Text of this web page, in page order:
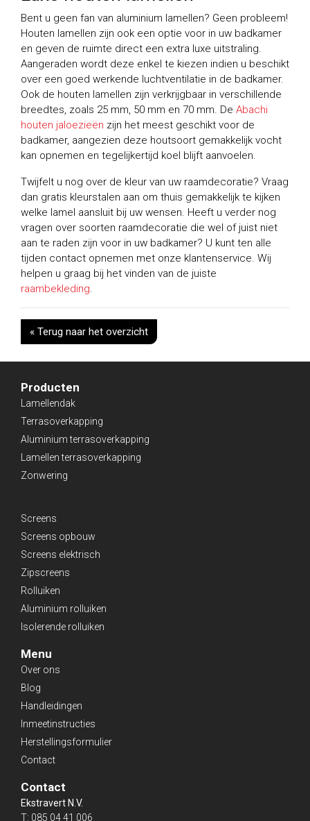
Bent u geen fan van aluminium lamellen? Geen probleem!
Houten lamellen zijn ook een optie voor in uw badkamer
en geven de ruimte direct een extra luxe uitstraling.
Aangeraden wordt deze enkel te kiezen indien u beschikt
over een goed werkende luchtventilatie in de badkamer.
Ook de houten lamellen zijn verkrijgbaar in verschillende
breedtes, zoals 25 mm, 50 mm en 70 mm. De Abachi
houten jaloezieën zijn het meest geschikt voor de
badkamer, aangezien deze houtsoort gemakkelijk vocht
kan opnemen en tegelijkertijd koel blijft aanvoelen.
Twijfelt u nog over de kleur van uw raamdecoratie? Vraag
dan gratis kleurstalen aan om thuis gemakkelijk te kijken
welke lamel aansluit bij uw wensen. Heeft u verder nog
vragen over soorten raamdecoratie die wel of juist niet
aan te raden zijn voor in uw badkamer? U kunt ten alle
tijden contact opnemen met onze klantenservice. Wij
helpen u graag bij het vinden van de juiste
raambekleding.
« Terug naar het overzicht
Producten
Lamellendak
Terrasoverkapping
Aluminium terrasoverkapping
Lamellen terrasoverkapping
Zonwering
Screens
Screens opbouw
Screens elektrisch
Zipscreens
Rolluiken
Aluminium rolluiken
Isolerende rolluiken
Menu
Over ons
Blog
Handleidingen
Inmeetinstructies
Herstellingsformulier
Contact
Contact
Ekstravert N.V.
T: 085 04 41 006